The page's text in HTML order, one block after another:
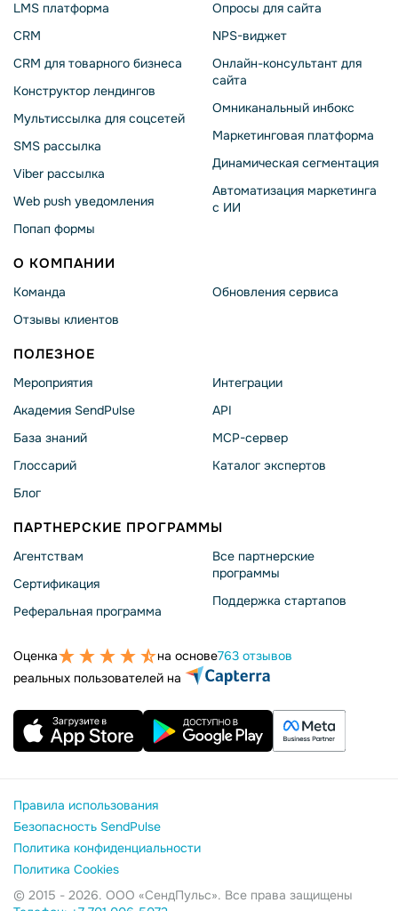
LMS платформа
CRM
CRM для товарного бизнеса
Конструктор лендингов
Мультиссылка для соцсетей
SMS рассылка
Viber рассылка
Web push уведомления
Попап формы
Опросы для сайта
NPS-виджет
Онлайн-консультант для
сайта
Омниканальный инбокс
Маркетинговая платформа
Динамическая сегментация
Автоматизация маркетинга
с ИИ
О КОМПАНИИ
Команда
Отзывы клиентов
Обновления сервиса
ПОЛЕЗНОЕ
Мероприятия
Академия SendPulse
База знаний
Глоссарий
Блог
Интеграции
API
MCP-сервер
Каталог экспертов
ПАРТНЕРСКИЕ ПРОГРАММЫ
Агентствам
Сертификация
Реферальная программа
Все партнерские
программы
Поддержка стартапов
Оценка на основе763 отзывов
реальных пользователей на
Правила использования
Безопасность SendPulse
Политика конфиденциальности
Политика Cookies
© 2015 - 2026. ООО «СендПульс». Все права защищены